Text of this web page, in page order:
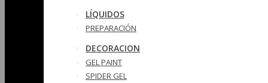
LÍQUIDOS
PREPARACIÓN
DECORACION
GEL PAINT
SPIDER GEL